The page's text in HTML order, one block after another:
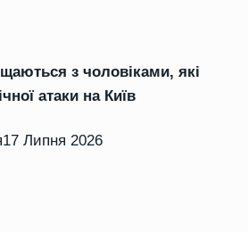
з чоловіками, які
атаки на Київ
17 Липня 2026